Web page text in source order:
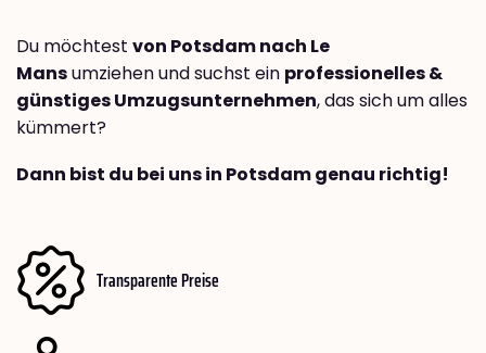
Du möchtest von Potsdam nach Le
Mansumziehen und suchst ein professionelles &
günstiges Umzugsunternehmen, das sich um alles
kümmert?
Dann bist du bei uns in Potsdam genau richtig!
Transparente Preise